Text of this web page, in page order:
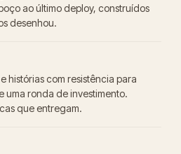
ao último deploy, construídos
desenhou.
histórias com resistência para
uma ronda de investimento.
que entregam.